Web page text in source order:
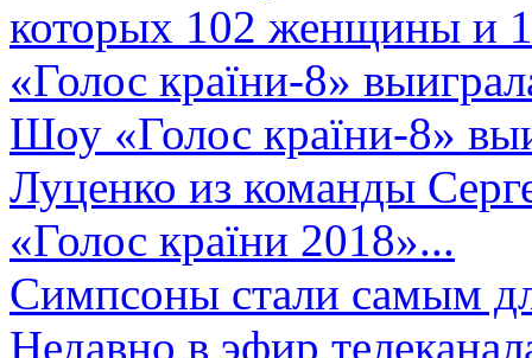
которых 102 женщины и
«Голос країни-8»
Шоу «Голос країни-8»
Луценко из команды
«Голос країни 2018»...
Симпсоны стали самым
Недавно в эфир